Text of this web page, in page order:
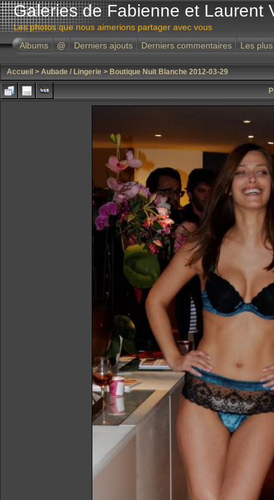
Galeries de Fabienne et Laurent
Les photos que nous aimerions partager avec vous
Albums
@ Derniers ajouts Derniers commentaires Les
Accueil > Aubade / Lingerie > Boutique Nuit Blanche 2012-03-29